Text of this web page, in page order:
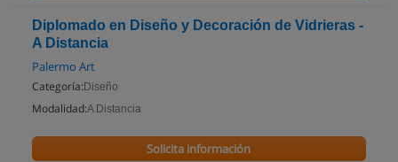
Diplomado en Diseño y Decoración de Vidrieras -
A Distancia
Palermo Art
Categoría: Diseño
Modalidad:A Distancia
Solicita información